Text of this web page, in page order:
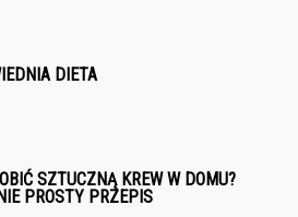
DIETA
SZTUCZNĄ KREW W DOMU?
PROSTY PRZEPIS